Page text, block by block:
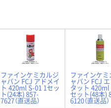
ファインケミカルジ
ャパン FCJ アドメイ
ト 420ml S-01 1セッ
ト(24本) 857-
7627（直送品）
ファインケ
ャパン FCJ
タット 420ml
セット(48本)
6120（直送品）